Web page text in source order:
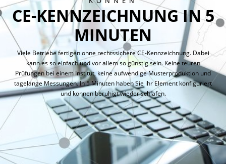
CE-KENNZEICHNUNG IN 5
MINUTEN
Viele Betriebe fertigen ohne rechtssichere CE-Kennzeichnung. Dabei
kann es so einfach und vor allem so günstig sein. Keine teuren
Prüfungen bei einem Institut, keine aufwendige Musterproduktion und
tagelange Messungen. In 5 Minuten haben Sie ihr Element konfiguriert
und können beruhigt wieder schlafen.